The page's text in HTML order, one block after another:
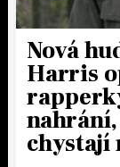
Nová
Harris
chystají